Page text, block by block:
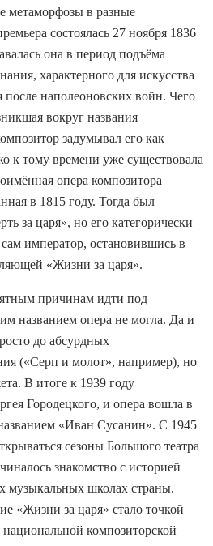
метаморфозы в разные
состоялась 27 ноября 1836
она в период подъёма
характерного для искусства
после наполеоновских войн. Чего
вокруг названия
задумывал его как
к тому времени уже существовала
опера композитора
в 1815 году. Тогда был
за царя», но его категорически
император, остановившись в
«Жизни за царя».
причинам идти под
названием опера не могла. Да и
до абсурдных
(«Серп и молот», например), но
В итоге к 1939 году
Городецкого, и опера вошла в
«Иван Сусанин». С 1945
сезоны Большого театра
знакомство с историей
музыкальных школах страны.
«Жизни за царя» стало точкой
композиторской